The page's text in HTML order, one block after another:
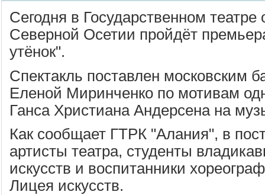
Сегодня в Государственном
Северной Осетии пройдёт
утёнок".
Спектакль поставлен московским
Еленой Миринченко по мотивам
Ганса Христиана Андерсена на
Как сообщает ГТРК "Алания", в
артисты театра, студенты
искусств и воспитанники
Лицея искусств.